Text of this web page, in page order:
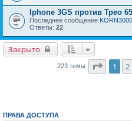
Iphone 3GS против Трео
Последнее сообщение KORN3000
Ответы: 22
Закрыто
223 темы 1 2
ПРАВА ДОСТУПА